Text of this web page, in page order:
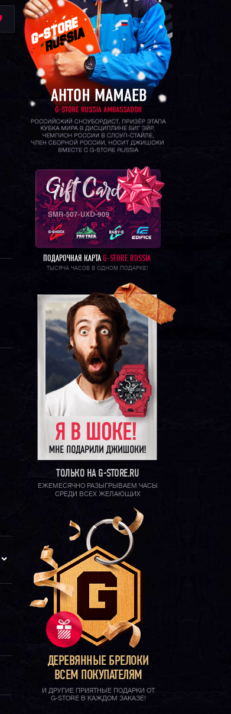
ПОДАРОЧНАЯ КАРТА G-STORE RUSSIA
ТЫСЯЧА ЧАСОВ В ОДНОМ ПОДАРКЕ!
ТОЛЬКО НА G-STORE.RU
ЕЖЕМЕСЯЧНО РАЗЫГРЫВАЕМ ЧАСЫ
СРЕДИ ВСЕХ ЖЕЛАЮЩИХ
ДЕРЕВЯННЫЕ БРЕЛОКИ
ВСЕМ ПОКУПАТЕЛЯМ
И ДРУГИЕ ПРИЯТНЫЕ ПОДАРКИ ОТ
G-STORE В КАЖДОМ ЗАКАЗЕ!